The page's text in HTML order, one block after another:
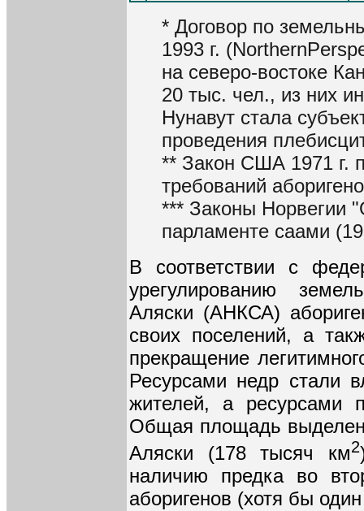
* Договор по
1993 г.
на северо-востоке
20 тыс. чел., из них
Нунавут стала
проведения
** Закон США 1971 г.
требований
*** Законы Норвегии
парламенте саами
В соответствии с
урегулированию
Аляски (АНКСА)
своих поселений, а
прекращение
Ресурсами недр стали
жителей, а ресурсами
Общая площадь
Аляски (178 тысяч км2
наличию предка во
аборигенов (хотя бы